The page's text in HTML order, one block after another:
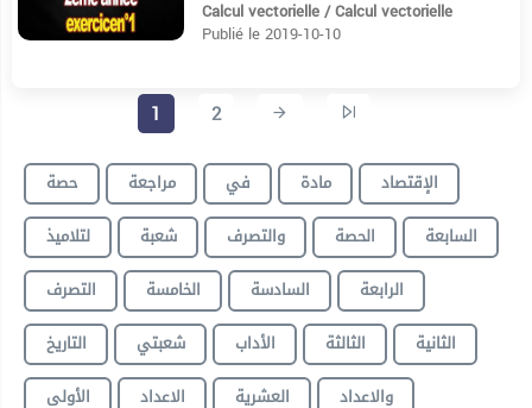
Calcul vectorielle / Calcul vectorielle
Publié le 2019-10-10
1 2
حصة مراجعة في مادة
الإقتصاد
لتلاميذ
شعبة والتصرف الحصة
السابعة
التصرف
الخامسة السادسة
الرابعة
التاريخ
شعبتي الأداب الثالثة
الثانية
الأولى
الاعداد العشرية والاعداد